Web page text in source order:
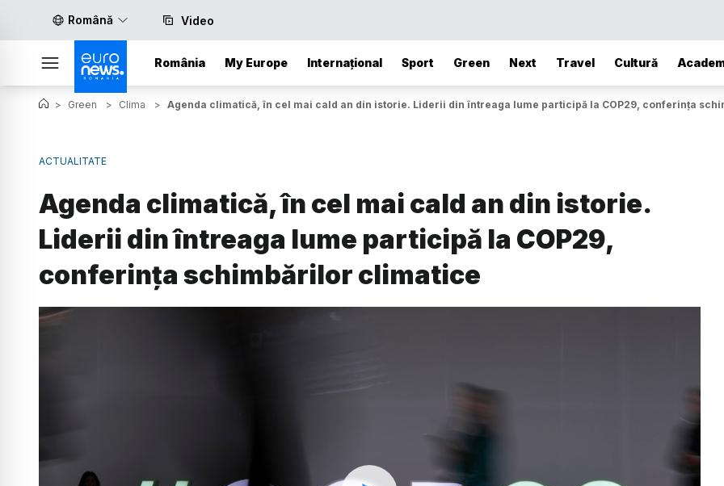
Română Video
România My Europe Internațional Sport Green Next Travel Cultură
> Green > Clima > Agenda climatică, în cel mai cald an din istorie. Liderii din întreaga lume participă la COP29, conferința
ACTUALITATE
Agenda climatică, în cel mai cald an din istorie.
Liderii din întreaga lume participă la COP29,
conferința schimbărilor climatice